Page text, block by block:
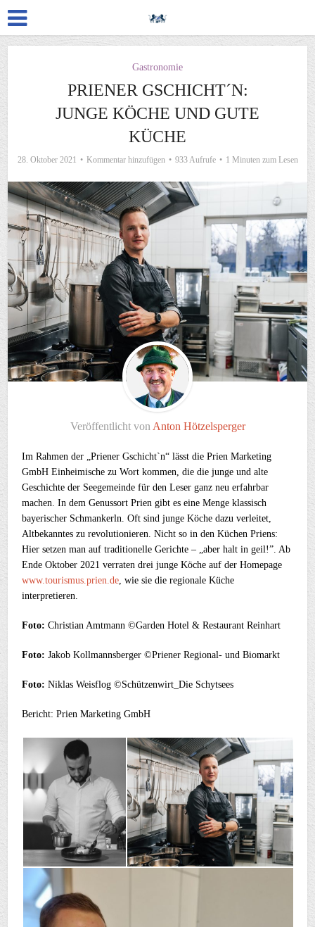
Gastronomie
PRIENER GSCHICHT´N:
JUNGE KÖCHE UND GUTE
KÜCHE
28. Oktober 2021 Kommentar hinzufügen 933 Aufrufe 1 Minuten zum Lesen
Veröffentlicht von Anton Hötzelsperger
Im Rahmen der „Priener Gschicht`n“ lässt die Prien Marketing
GmbH Einheimische zu Wort kommen, die die junge und alte
Geschichte der Seegemeinde für den Leser ganz neu erfahrbar
machen. In dem Genussort Prien gibt es eine Menge klassisch
bayerischer Schmankerln. Oft sind junge Köche dazu verleitet,
Altbekanntes zu revolutionieren. Nicht so in den Küchen Priens:
Hier setzen man auf traditionelle Gerichte – „aber halt in geil!”. Ab
Ende Oktober 2021 verraten drei junge Köche auf der Homepage
www.tourismus.prien.de , wie sie die regionale Küche
interpretieren.
Foto:Christian Amtmann ©Garden Hotel & Restaurant Reinhart
Foto:Jakob Kollmannsberger ©Priener Regional- und Biomarkt
Foto:Niklas Weisflog ©Schützenwirt_Die Schytsees
Bericht: Prien Marketing GmbH